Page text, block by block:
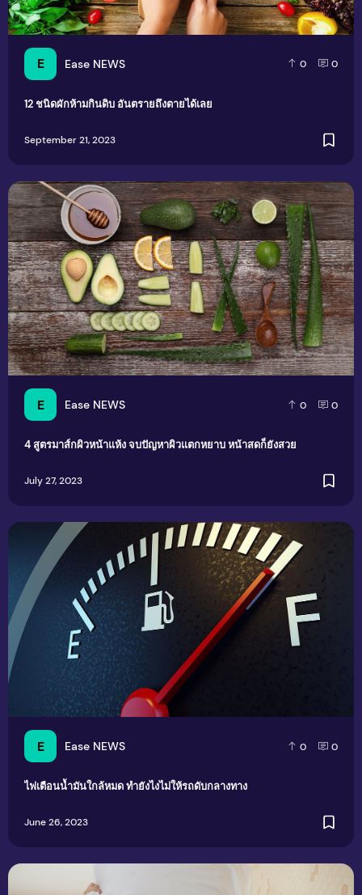
E Ease NEWS 0 0
12 ชนิดผักห้ามกินดิบ อันตรายถึงตายได้เลย
September 21, 2023
E Ease NEWS 0 0
4 สูตรมาส์กผิวหน้าแห้ง จบปัญหาผิวแตกหยาบ หน้าสดก็ยังสวย
July 27, 2023
4 สูตรมาส์กผิวหน้าแห้ง จบปัญหาผิวแตกหยาบ หน้าสดก็ยังสวย
E Ease NEWS 0 0
ไฟเตือนน้ำมันใกล้หมด ทำยังไงไม่ให้รถดับกลางทาง
June 26, 2023
ไฟเตือนน้ำมันใกล้หมด ทำยังไงไม่ให้รถดับกลางทาง
คนข้าง ๆ นอนกรน แก้ยังไงดี